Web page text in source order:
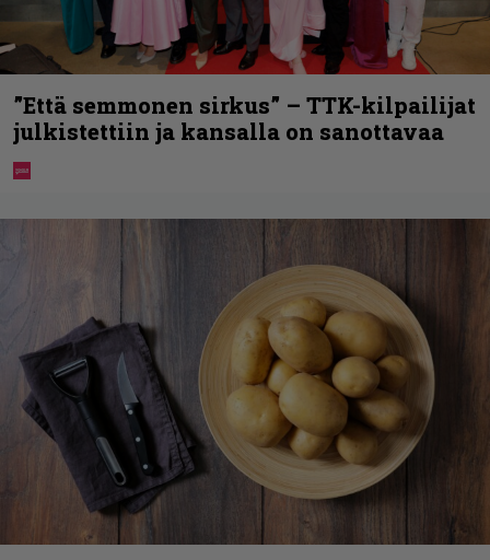
”Että semmonen sirkus” – TTK-kilpailijat
julkistettiin ja kansalla on sanottavaa